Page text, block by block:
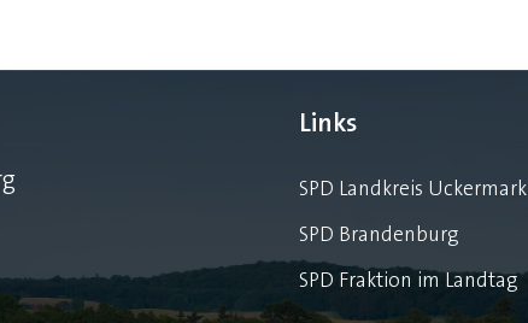
Links
SPD Landkreis Uckermark
SPD Brandenburg
SPD Fraktion im Landtag